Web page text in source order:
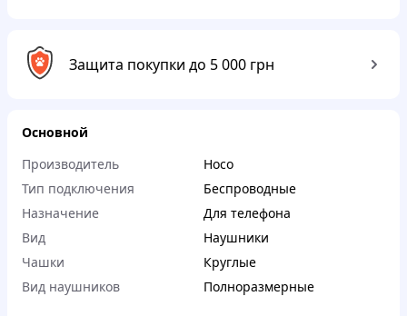
Защита покупки до 5 000 грн
Основной
Производитель
Hoco
Тип подключения
Беспроводные
Назначение
Для телефона
Вид
Наушники
Чашки
Круглые
Вид наушников
Полноразмерные